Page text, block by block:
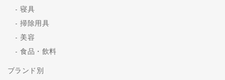
寝具
掃除用具
美容
食品・飲料
ブランド別